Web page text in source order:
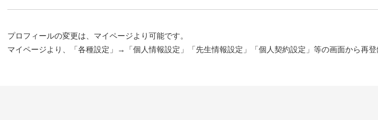
プロフィールの変更は、マイページより可能です。
マイページより、「各種設定」→「個人情報設定」「先生情報設定」「個人契約設定」等の画面から再登